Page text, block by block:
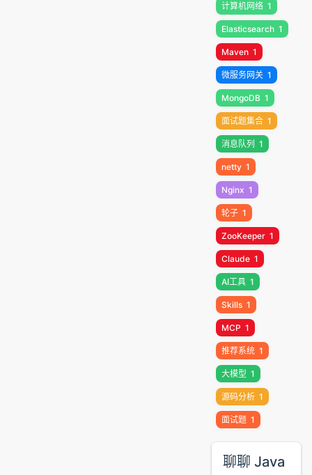
计算机网络 1
Elasticsearch 1
Maven 1
微服务网关 1
MongoDB 1
面试题集合 1
消息队列 1
netty 1
Nginx 1
轮子 1
ZooKeeper 1
Claude 1
AI工具 1
Skills 1
MCP 1
推荐系统 1
大模型 1
源码分析 1
面试题 1
聊聊 Java